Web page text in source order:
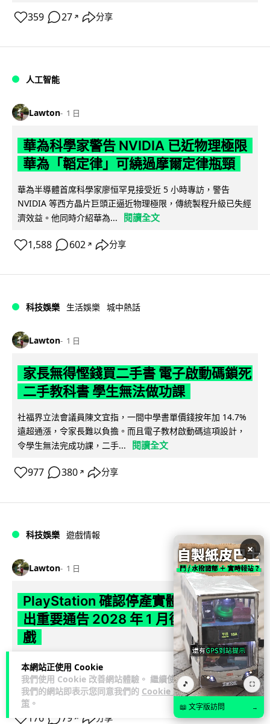
本網站正使用 Cookie
我們使用 Cookie 改善網站體驗。 繼續使用
我們的網站即表示您同意我們的 Cookie 政
策 。
359 27 ↗ 分享
人工智能
Lawton 1 日
華為科學家警告 NVIDIA 已近物理極限
華為「韜定律」可繞過摩爾定律瓶頸
華為半導體首席科學家廖恒罕見接受近 5 小時專訪，警告
NVIDIA 等西方晶片巨頭正逼近物理極限，傳統製程升級已失經
濟效益。他同時介紹華為...
閱讀全文
1,588 602 ↗ 分享
科技娛樂 生活娛樂 城中熱話
Lawton 1 日
家長無得慳錢買二手書 電子啟動碼鎖死
二手教科書 學生無法做功課
社福界立法會議員陳文宜指，一間中學書單價錢按年加 14.7%
遠超通漲，令家長難以負擔。而且電子教材啟動碼這項設計，
令學生無法完成功課，二手...
閱讀全文
977 380 ↗ 分享
科技娛樂 遊戲情報
Lawton 1 日
PlayStation 確認停產實體光碟 包裝印
出重要通告 2028 年 1 月後不出光碟遊
戲
Sony 已在 PS5 主機包裝加貼提示貼紙，重申官方 7 月已公布
計劃：2028 年 1 月起停產新遊戲實體光碟。分析師預期 PS6
因此... 閱讀全文
176 79 ↗ 分享
×
🎵 ⛶
📖 文字版訪問 →